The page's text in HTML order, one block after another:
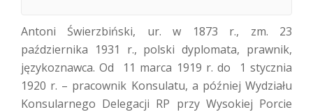
Antoni Świerzbiński, ur. w 1873 r., zm. 23
października 1931 r., polski dyplomata, prawnik,
językoznawca. Od 11 marca 1919 r. do 1 stycznia
1920 r. – pracownik Konsulatu, a później Wydziału
Konsularnego Delegacji RP przy Wysokiej Porcie